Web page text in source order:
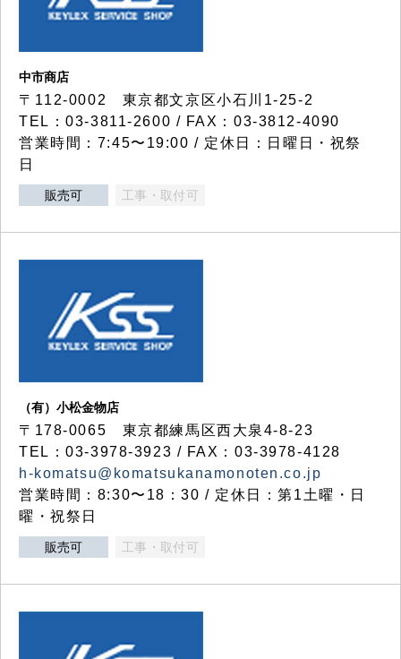
中市商店
〒112-0002 東京都文京区小石川1-25-2
TEL：03-3811-2600 / FAX：03-3812-4090
営業時間：7:45〜19:00 / 定休日：日曜日・祝祭
日
販売可 工事・取付可
（有）小松金物店
〒178-0065 東京都練馬区西大泉4-8-23
TEL：03-3978-3923 / FAX：03-3978-4128
h-komatsu@komatsukanamonoten.co.jp
営業時間：8:30〜18：30 / 定休日：第1土曜・日
曜・祝祭日
販売可 工事・取付可